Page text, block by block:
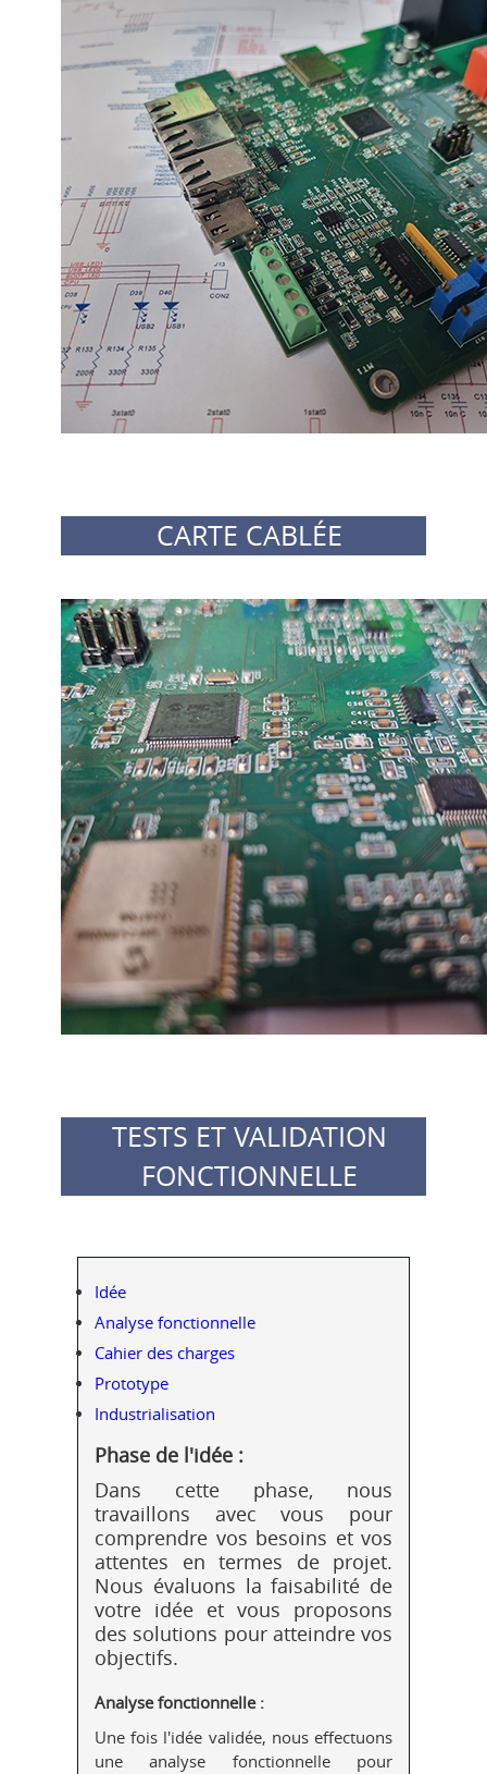
CARTE CABLÉE
TESTS ET VALIDATION
FONCTIONNELLE
Idée
Analyse fonctionnelle
Cahier des charges
Prototype
Industrialisation
Phase de l'idée :
Dans cette phase, nous
travaillons avec vous pour
comprendre vos besoins et vos
attentes en termes de projet.
Nous évaluons la faisabilité de
votre idée et vous proposons
des solutions pour atteindre vos
objectifs.
Analyse fonctionnelle :
Une fois l'idée validée, nous effectuons
une analyse fonctionnelle pour